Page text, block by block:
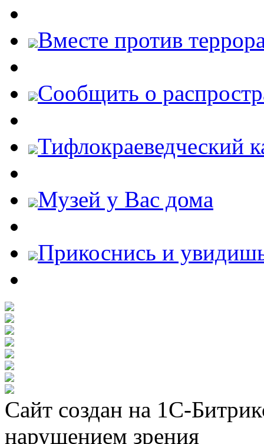
Вместе против
Cообщить о
Тифлокраеведческий
Музей у Вас дома
Прикоснись и
Сайт создан на 1С-
нарушением зрения